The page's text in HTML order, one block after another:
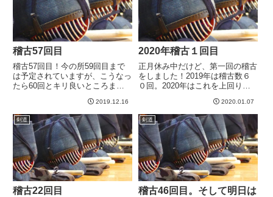
稽古57回目
稽古57回目！今の所59回目まで
は予定されていますが、こうなっ
たら60回とキリ良いところまで
は最近、自分で「これよくないな
ー」と思ってるところを指摘され
てしまいました^^;最近、左足に
しっかりとセットできるよう...
2019.12.16
2020年稽古１回目
正月休み中だけど、第一回の稽古
をしました！2019年は稽古数６
０回。2020年はこれを上回りた
えたのは夏前くらいだったとおも
うので、今年は多分60回を超え
られるのではないか？と思ってい
ます＾＾しかし不安要素も...
2020.01.07
剣道
稽古22回目
剣道
稽古46回目。そして明日は